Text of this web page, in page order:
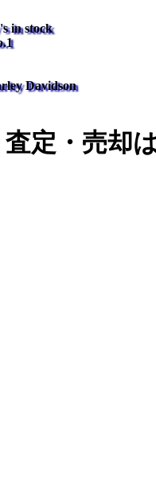
in stock
Davidson
定・売却